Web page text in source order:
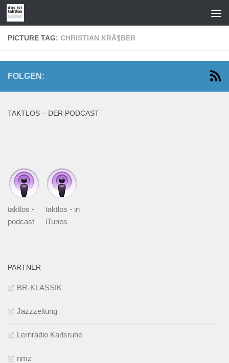
Zum Inhalt springen
PICTURE TAG: CHRISTIAN KRÃ¶BER
FOLGEN:
TAKTLOS – DER PODCAST
taktlos -
podcast
taktlos - in
iTunes
PARTNER
BR-KLASSIK
Jazzzeitung
Lernradio Karlsruhe
nmz